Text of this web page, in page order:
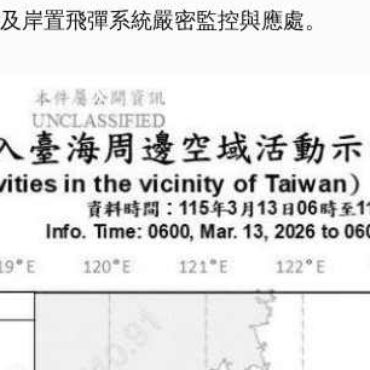
岸置飛彈系統嚴密監控與應處。